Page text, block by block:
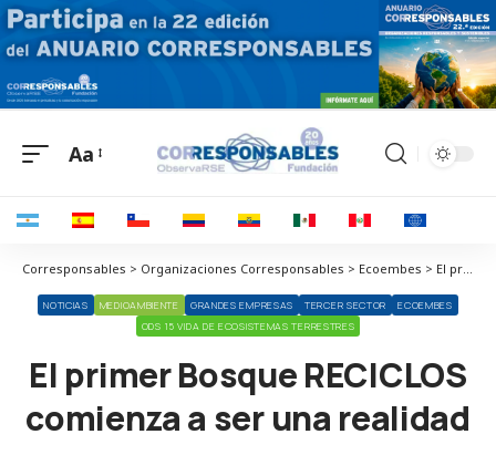
Aa
Corresponsables > Organizaciones Corresponsables > Ecoembes > El primer Bosque RECICLOS comienza a ser una realidad
NOTICIAS MEDIOAMBIENTE GRANDES EMPRESAS TERCER SECTOR
ECOEMBES
ODS 15 VIDA DE ECOSISTEMAS TERRESTRES
El primer Bosque RECICLOS
comienza a ser una realidad